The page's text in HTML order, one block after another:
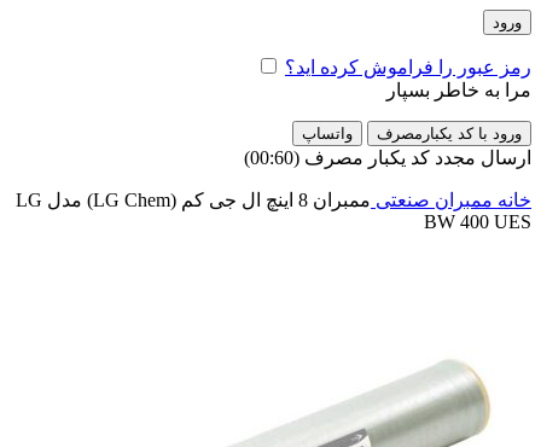
ورود
رمز عبور را فراموش کرده اید؟
مرا به خاطر بسپار
ورود با کد یکبارمصرف واتساپ
ارسال مجدد کد یکبار مصرف (00:
60
)
خانه ممبران صنعتی
ممبران 8 اینچ ال جی کم (LG Chem) مدل LG
BW 400 UES